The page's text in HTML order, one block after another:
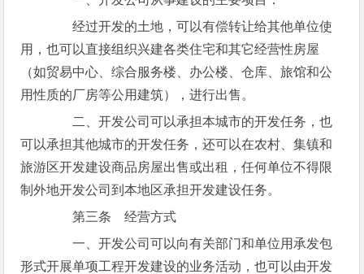
经过开发的土地，可以有偿转让给其他单位使
用，也可以直接组织兴建各类住宅和其它经营性房屋
（如贸易中心、综合服务楼、办公楼、仓库、旅馆和公
用性质的厂房等公用建筑），进行出售。
二、开发公司可以承担本城市的开发任务，也
可以承担其他城市的开发任务，还可以在农村、集镇和
旅游区开发建设商品房屋出售或出租，任何单位不得限
制外地开发公司到本地区承担开发建设任务。
第三条 经营方式
一、开发公司可以向有关部门和单位用承发包
形式开展单项工程开发建设的业务活动，也可以由开发